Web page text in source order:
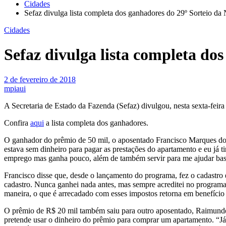
Cidades
Sefaz divulga lista completa dos ganhadores do 29º Sorteio da
Cidades
Sefaz divulga lista completa
2 de fevereiro de 2018
mpiaui
A Secretaria de Estado da Fazenda (Sefaz) divulgou, nesta sexta-
Confira aqui a lista completa dos ganhadores.
O ganhador do prêmio de 50 mil, o aposentado Francisco Marques
estava sem dinheiro para pagar as prestações do apartamento e eu
emprego mas ganha pouco, além de também servir para me ajudar
Francisco disse que, desde o lançamento do programa, fez o
cadastro. Nunca ganhei nada antes, mas sempre acreditei no
maneira, o que é arrecadado com esses impostos retorna em
O prêmio de R$ 20 mil também saiu para outro aposentado,
pretende usar o dinheiro do prêmio para comprar um apartamento.